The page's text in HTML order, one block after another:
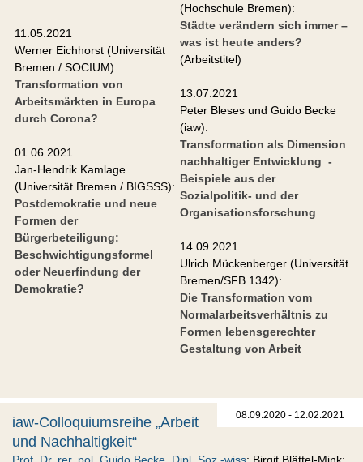
11.05.2021
Werner Eichhorst (Universität
Bremen / SOCIUM):
Transformation von
Arbeitsmärkten in Europa
durch Corona?
01.06.2021
Jan-Hendrik Kamlage
(Universität Bremen / BIGSSS):
Postdemokratie und neue
Formen der
Bürgerbeteiligung:
Beschwichtigungsformel
oder Neuerfindung der
Demokratie?
(Hochschule Bremen):
Städte verändern sich immer –
was ist heute anders?
(Arbeitstitel)
13.07.2021
Peter Bleses und Guido Becke
(iaw):
Transformation als Dimension
nachhaltiger Entwicklung -
Beispiele aus der
Sozialpolitik- und der
Organisationsforschung
14.09.2021
Ulrich Mückenberger (Universität
Bremen/SFB 1342):
Die Transformation vom
Normalarbeitsverhältnis zu
Formen lebensgerechter
Gestaltung von Arbeit
08.09.2020 - 12.02.2021
iaw-Colloquiumsreihe „Arbeit
und Nachhaltigkeit“